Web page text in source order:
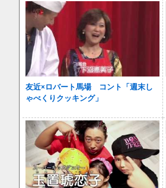
友近×ロバート馬場 コント「週末し
ゃべくりクッキング」